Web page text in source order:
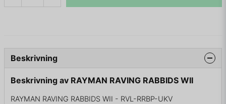
Beskrivning
Beskrivning av RAYMAN RAVING RABBIDS WII
RAYMAN RAVING RABBIDS WII - RVL-RRBP-UKV